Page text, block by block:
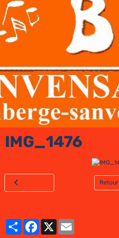
IMG_1476
Retour
PartagerFacebook
X